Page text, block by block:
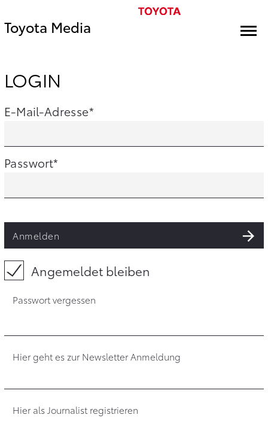
Toyota Media
LOGIN
E-Mail-Adresse
Passwort
Anmelden
Angemeldet bleiben
Passwort vergessen
Hier geht es zur Newsletter Anmeldung
Hier als Journalist registrieren